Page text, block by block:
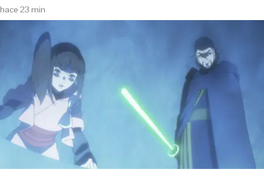
hace 23 min